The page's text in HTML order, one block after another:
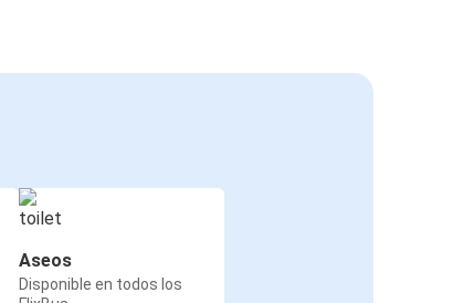
Aseos
Disponible en todos los